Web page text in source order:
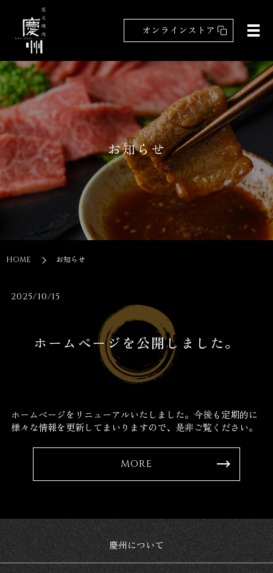
オンラインストア
お知らせ
HOME お知らせ
2025/10/15
ホームページを公開しました。
ホームページをリニューアルいたしました。今後も定期的に
様々な情報を更新してまいりますので、是非ご覧ください。
MORE
慶州について